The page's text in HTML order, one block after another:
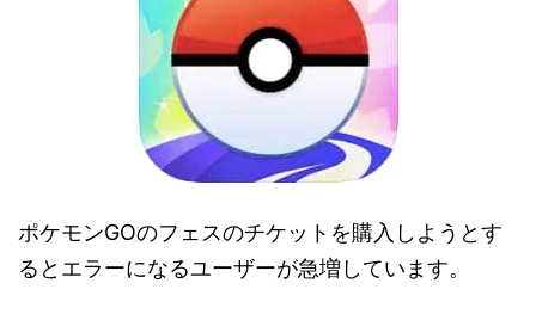
ポケモンGOのフェスのチケットを購入しようとす
るとエラーになるユーザーが急増しています。